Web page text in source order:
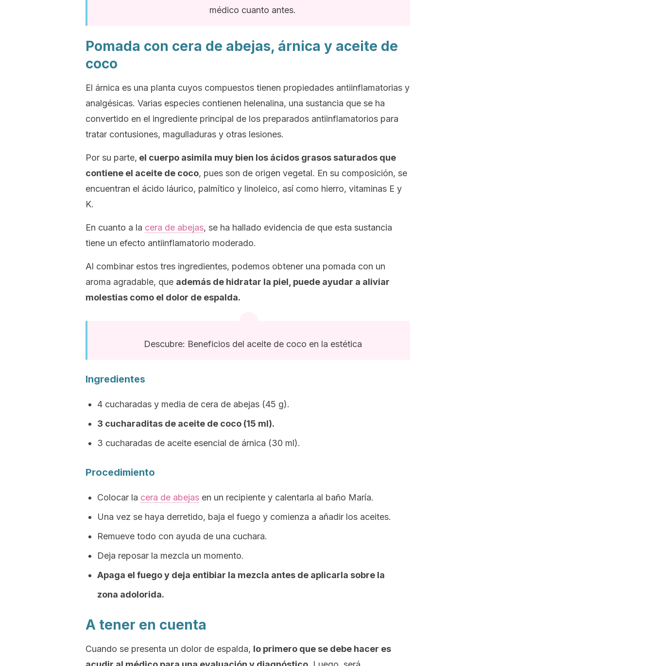
médico cuanto antes.
Pomada con cera de abejas, árnica y aceite de
coco
El árnica es una planta cuyos compuestos tienen propiedades antiinflamatorias y
analgésicas. Varias especies contienen helenalina, una sustancia que se ha
convertido en el ingrediente principal de los preparados antiinflamatorios para
tratar contusiones, magulladuras y otras lesiones.
Por su parte, el cuerpo asimila muy bien los ácidos grasos saturados que
contiene el aceite de coco, pues son de origen vegetal. En su composición, se
encuentran el ácido láurico, palmítico y linoleico, así como hierro, vitaminas E y
K.
En cuanto a la cera de abejas, se ha hallado evidencia de que esta sustancia
tiene un efecto antiinflamatorio moderado.
Al combinar estos tres ingredientes, podemos obtener una pomada con un
aroma agradable, que además de hidratar la piel, puede ayudar a aliviar
molestias como el dolor de espalda.
Descubre: Beneficios del aceite de coco en la estética
Ingredientes
4 cucharadas y media de cera de abejas (45 g).
3 cucharaditas de aceite de coco (15 ml).
3 cucharadas de aceite esencial de árnica (30 ml).
Procedimiento
Colocar la cera de abejas en un recipiente y calentarla al baño María.
Una vez se haya derretido, baja el fuego y comienza a añadir los aceites.
Remueve todo con ayuda de una cuchara.
Deja reposar la mezcla un momento.
Apaga el fuego y deja entibiar la mezcla antes de aplicarla sobre la
zona adolorida.
A tener en cuenta
Cuando se presenta un dolor de espalda, lo primero que se debe hacer es